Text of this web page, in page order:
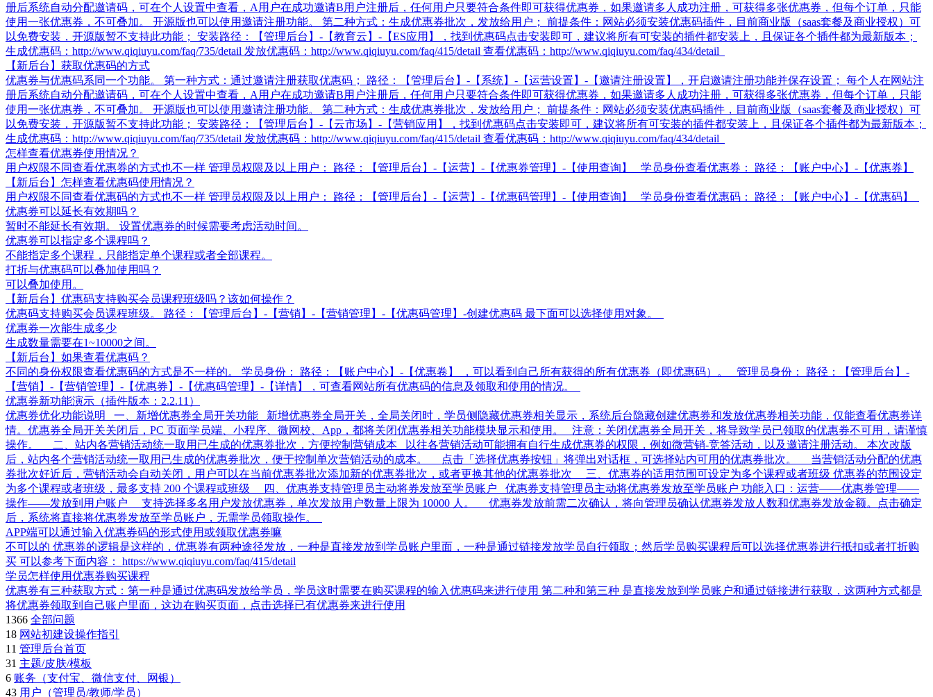
册后系统自动分配邀请码，可在个人设置中查看，A用户在成功邀请B用户注册后，任何用户只要符合条件即可获得优惠券，如果邀请多人成功注册，可获得多张优惠券，但每个订单，只能
使用一张优惠券，不可叠加。 开源版也可以使用邀请注册功能。 第二种方式：生成优惠券批次，发放给用户； 前提条件：网站必须安装优惠码插件，目前商业版（saas套餐及商业授权）可
以免费安装，开源版暂不支持此功能； 安装路径：【管理后台】-【教育云】-【ES应用】，找到优惠码点击安装即可，建议将所有可安装的插件都安装上，且保证各个插件都为最新版本；
生成优惠码：http://www.qiqiuyu.com/faq/735/detail 发放优惠码：http://www.qiqiuyu.com/faq/415/detail 查看优惠码：http://www.qiqiuyu.com/faq/434/detail
【新后台】获取优惠码的方式
优惠券与优惠码系同一个功能。 第一种方式：通过邀请注册获取优惠码； 路径：【管理后台】-【系统】-【运营设置】-【邀请注册设置】，开启邀请注册功能并保存设置； 每个人在网站注
册后系统自动分配邀请码，可在个人设置中查看，A用户在成功邀请B用户注册后，任何用户只要符合条件即可获得优惠券，如果邀请多人成功注册，可获得多张优惠券，但每个订单，只能
使用一张优惠券，不可叠加。 开源版也可以使用邀请注册功能。 第二种方式：生成优惠券批次，发放给用户； 前提条件：网站必须安装优惠码插件，目前商业版（saas套餐及商业授权）可
以免费安装，开源版暂不支持此功能； 安装路径：【管理后台】-【云市场】-【营销应用】，找到优惠码点击安装即可，建议将所有可安装的插件都安装上，且保证各个插件都为最新版本；
生成优惠码：http://www.qiqiuyu.com/faq/735/detail 发放优惠码：http://www.qiqiuyu.com/faq/415/detail 查看优惠码：http://www.qiqiuyu.com/faq/434/detail
怎样查看优惠券使用情况？
用户权限不同查看优惠券的方式也不一样 管理员权限及以上用户： 路径：【管理后台】-【运营】-【优惠券管理】-【使用查询】 学员身份查看优惠券： 路径：【账户中心】-【优惠券】
【新后台】怎样查看优惠码使用情况？
用户权限不同查看优惠码的方式也不一样 管理员权限及以上用户： 路径：【管理后台】-【运营】-【优惠码管理】-【使用查询】 学员身份查看优惠码： 路径：【账户中心】-【优惠码】
优惠券可以延长有效期吗？
暂时不能延长有效期。 设置优惠券的时候需要考虑活动时间。
优惠券可以指定多个课程吗？
不能指定多个课程，只能指定单个课程或者全部课程。
打折与优惠码可以叠加使用吗？
可以叠加使用。
【新后台】优惠码支持购买会员课程班级吗？该如何操作？
优惠码支持购买会员课程班级。 路径：【管理后台】-【营销】-【营销管理】-【优惠码管理】-创建优惠码 最下面可以选择使用对象。
优惠券一次能生成多少
生成数量需要在1~10000之间。
【新后台】如果查看优惠码？
不同的身份权限查看优惠码的方式是不一样的。 学员身份： 路径：【账户中心】-【优惠卷】 ，可以看到自己所有获得的所有优惠券（即优惠码）。 管理员身份： 路径：【管理后台】-
【营销】-【营销管理】-【优惠券】-【优惠码管理】-【详情】，可查看网站所有优惠码的信息及领取和使用的情况。
优惠券新功能演示（插件版本：2.2.11）
优惠券优化功能说明 一、新增优惠券全局开关功能 新增优惠券全局开关，全局关闭时，学员侧隐藏优惠券相关显示，系统后台隐藏创建优惠券和发放优惠券相关功能，仅能查看优惠券详
情。优惠券全局开关关闭后，PC 页面学员端、小程序、微网校、App，都将关闭优惠券相关功能模块显示和使用。 注意：关闭优惠券全局开关，将导致学员已领取的优惠券不可用，请谨慎
操作。 二、站内各营销活动统一取用已生成的优惠券批次，方便控制营销成本 以往各营销活动可能拥有自行生成优惠券的权限，例如微营销-竞答活动，以及邀请注册活动。 本次改版
后，站内各个营销活动统一取用已生成的优惠券批次，便于控制单次营销活动的成本。 点击「选择优惠券按钮」将弹出对话框，可选择站内可用的优惠券批次。 当营销活动分配的优惠
券批次好近后，营销活动会自动关闭，用户可以在当前优惠券批次添加新的优惠券批次，或者更换其他的优惠券批次 三、优惠券的适用范围可设定为多个课程或者班级 优惠券的范围设定
为多个课程或者班级，最多支持 200 个课程或班级 四、优惠券支持管理员主动将券发放至学员账户 优惠券支持管理员主动将优惠券发放至学员账户 功能入口：运营——优惠券管理——
操作——发放到用户账户 支持选择多名用户发放优惠券，单次发放用户数量上限为 10000 人。 优惠券发放前需二次确认，将向管理员确认优惠券发放人数和优惠券发放金额。点击确定
后，系统将直接将优惠券发放至学员账户，无需学员领取操作。
APP端可以通过输入优惠券码的形式使用或领取优惠券嘛
不可以的 优惠券的逻辑是这样的，优惠券有两种途径发放，一种是直接发放到学员账户里面，一种是通过链接发放学员自行领取；然后学员购买课程后可以选择优惠券进行抵扣或者打折购
买 可以参考下面内容： https://www.qiqiuyu.com/faq/415/detail
学员怎样使用优惠券购买课程
优惠券有三种获取方式：第一种是通过优惠码发放给学员，学员这时需要在购买课程的输入优惠码来进行使用 第二种和第三种 是直接发放到学员账户和通过链接进行获取，这两种方式都是
将优惠券领取到自己账户里面，这边在购买页面，点击选择已有优惠券来进行使用
1366 全部问题
18 网站初建设操作指引
11 管理后台首页
31 主题/皮肤/模板
6 账务（支付宝、微信支付、网银）
43 用户（管理员/教师/学员）